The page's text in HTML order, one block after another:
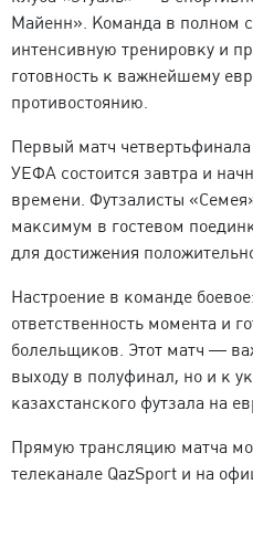
Майенн». Команда в полном
интенсивную тренировку и
готовность к важнейшему
противостоянию.
Первый матч
УЕФА состоится завтра и
времени. Футзалисты
максимум в гостевом
для достижения
Настроение в команде
ответственность момента и
болельщиков. Этот матч —
выходу в полуфинал, но и к
казахстанского футзала на
Прямую трансляцию матча
телеканале QazSport и на